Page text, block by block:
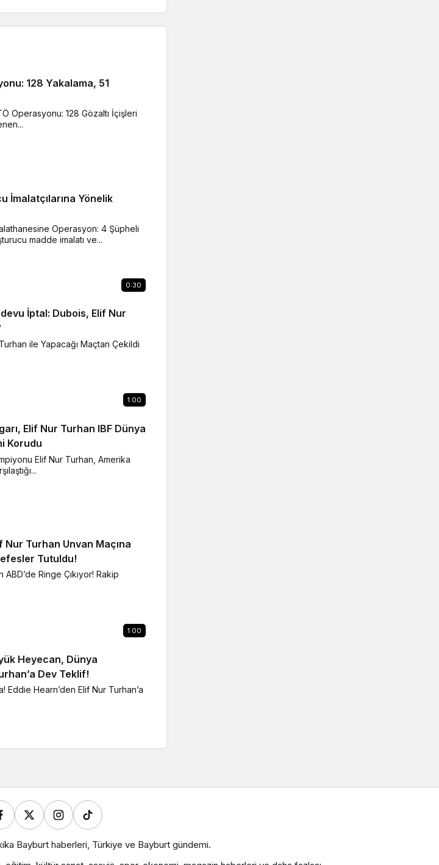
128 Yakalama, 51
Operasyonu: 128 Gözaltı İçişleri
İmalatçılarına Yönelik
Operasyon: 4 Şüpheli
madde imalatı ve...
0:30
İptal: Dubois, Elif Nur
ile Yapacağı Maçtan Çekildi
1:00
Elif Nur Turhan IBF Dünya
Korudu
Elif Nur Turhan, Amerika
Nur Turhan Unvan Maçına
Tutuldu!
Ringe Çıkıyor! Rakip
1:00
Heyecan, Dünya
Dev Teklif!
Eddie Hearn’den Elif Nur Turhan’a
Bayburt haberleri, Türkiye ve Bayburt gündemi.